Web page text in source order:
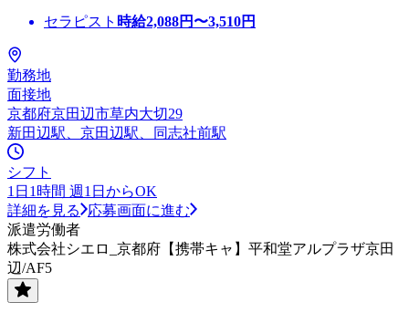
セラピスト 時給2,088円〜3,510円
勤務地
面接地
京都府京田辺市草内大切29
新田辺駅、京田辺駅、同志社前駅
シフト
1日1時間 週1日からOK
詳細を見る
応募画面に進む
派遣労働者
株式会社シエロ_京都府【携帯キャ】平和堂アルプラザ京田
辺/AF5